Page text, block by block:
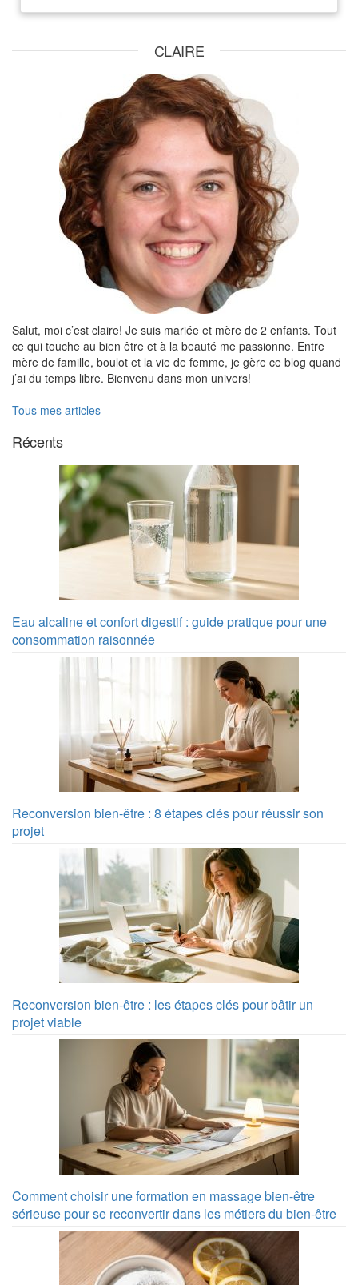
CLAIRE
Salut, moi c’est claire! Je suis mariée et mère de 2 enfants. Tout
ce qui touche au bien être et à la beauté me passionne. Entre
mère de famille, boulot et la vie de femme, je gère ce blog quand
j’ai du temps libre. Bienvenu dans mon univers!
Tous mes articles
Récents
Eau alcaline et confort digestif : guide pratique pour une
consommation raisonnée
Reconversion bien-être : 8 étapes clés pour réussir son
projet
Reconversion bien-être : les étapes clés pour bâtir un
projet viable
Comment choisir une formation en massage bien-être
sérieuse pour se reconvertir dans les métiers du bien-être